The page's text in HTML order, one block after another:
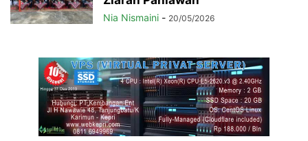
Nia Nismaini - 20/05/2026